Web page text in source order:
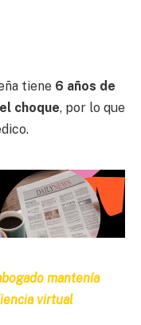
tiene 6 años de
choque, por lo que
mantenía
virtual